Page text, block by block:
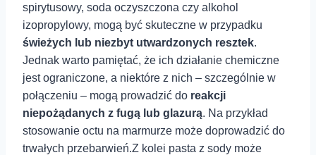
‍spirytusowy,⁢ soda⁣ oczyszczona ⁢czy alkohol
izopropylowy, mogą być skuteczne w przypadku
świeżych lub​ niezbyt utwardzonych resztek.‌
Jednak warto pamiętać, że ich ⁢działanie ⁣chemiczne
jest ograniczone, a niektóre z nich – szczególnie w
połączeniu – ⁤mogą ⁤prowadzić do reakcji
niepożądanych z fugą lub glazurą. Na przykład
⁤stosowanie​ octu‌ na marmurze może doprowadzić do
⁢trwałych ⁣przebarwień.Z kolei ​pasta z ⁤sody może‌